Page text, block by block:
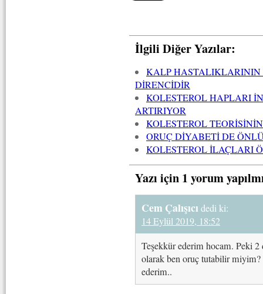
İlgili Diğer Yazılar:
KALP
DİRENCİDİR
KOLESTEROL HAPLARI
ARTIRIYOR
KOLESTEROL
ORUÇ DİYABETİ DE
KOLESTEROL İLAÇLARI
Yazı için 1 yorum
Cem Çalışıcı dedi ki:
14 Eylül 2019, 18:52
Teşekkür ederim hocam. Peki 2
olarak ben oruç tutabilir miyim?
ederim..